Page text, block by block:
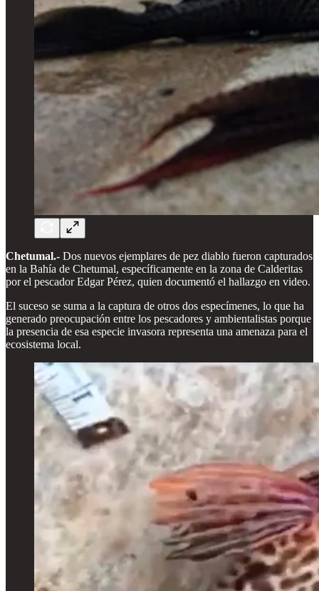
Chetumal.- Dos nuevos ejemplares de pez diablo fueron capturados
en la Bahía de Chetumal, específicamente en la zona de Calderitas
por el pescador Edgar Pérez, quien documentó el hallazgo en video.
El suceso se suma a la captura de otros dos especímenes, lo que ha
generado preocupación entre los pescadores y ambientalistas porque
la presencia de esa especie invasora representa una amenaza para el
ecosistema local.